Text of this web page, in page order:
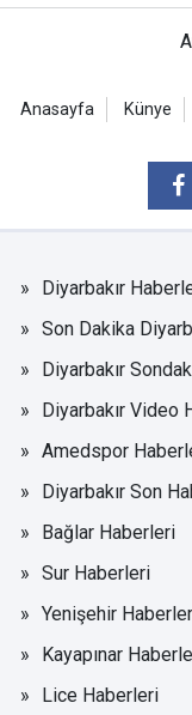
Anasayfa Künye
Diyarbakır
Son Dakika
Diyarbakır
Diyarbakır Video
Amedspor
Diyarbakır Son
Bağlar Haberleri
Sur Haberleri
Yenişehir
Kayapınar
Lice Haberleri